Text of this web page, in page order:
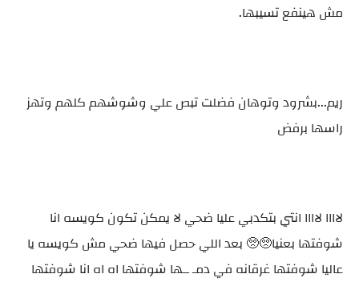
مش هينفع تسيبها.
ريم...بشرود وتوهان فضلت تبص علي وشوشهم كلهم وتهز
راسها برفض
لاااا لاااا انتي بتكدبي عليا ضحي لا يمكن تكون كويسه انا
شوفتها بعنيا🥺🥺 بعد اللي حصل فيها ضحي مش كويسه يا
عاليا شوفتها غرقانه في دمـ ــها شوفتها اه اه انا شوفتها